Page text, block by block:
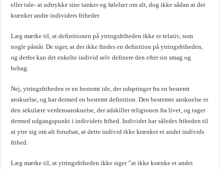
eller tale- at udtrykke sine tanker og følelser om alt, dog ikke sådan at det
krænker andre individers friheder.
Læg mærke til, at definitionen på ytringsfriheden ikke er relativ, som
nogle påstår. De siger, at der ikke findes en definition på ytringsfriheden,
og derfor kan det enkelte individ selv definere den efter sin smag og
behag.
Nej, ytringsfriheden er en bestemt ide, der udspringer fra en bestemt
anskuelse, og har dermed en bestemt definition. Den bestemte anskuelse er
den sekulære verdensanskuelse, der adskiller religionen fra livet, og tager
dermed udgangspunkt i individets frihed. Individet har således friheden til
at ytre sig om alt forudsat, at dette individ ikke krænker et andet individs
frihed.
Læg mærke til, at ytringsfriheden ikke siger ”at ikke krænke et andet